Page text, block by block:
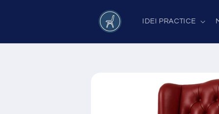
IDEI PRACTICE